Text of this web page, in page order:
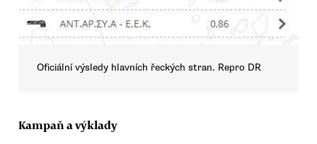
Oficiální výsledy hlavních řeckých stran. Repro DR
Kampaň a výklady